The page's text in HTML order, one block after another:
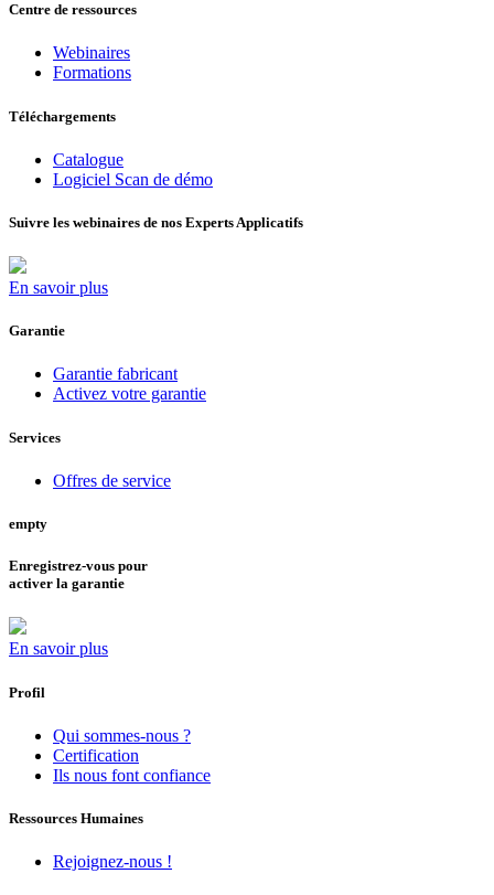
Centre de ressources
Webinaires
Formations
Téléchargements
Catalogue
Logiciel Scan de démo
Suivre les webinaires de nos Experts Applicatifs
En savoir plus
Garantie
Garantie fabricant
Activez votre garantie
Services
Offres de service
empty
Enregistrez-vous pour
activer la garantie
En savoir plus
Profil
Qui sommes-nous ?
Certification
Ils nous font confiance
Ressources Humaines
Rejoignez-nous !